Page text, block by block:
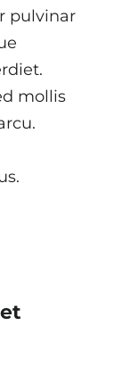
pulvinar
mollis